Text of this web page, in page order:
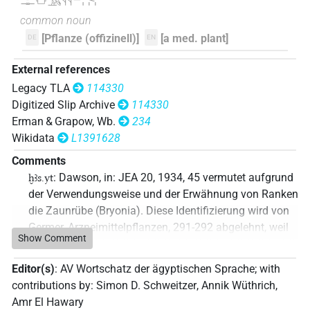
𓐍𓈖𓐟𓄿𓏲𓄧
𓐍𓊃𓇋𓇋𓏏𓄦𓆰𓏥 | 1×
𓐍𓊃𓐟𓄿𓇋𓇋𓏏𓆰𓏥
𓐍𓊃𓐠𓄿𓯩𓆰𓏥 | 1×
𓐍𓊃𓐠𓏤𓆰𔏳𓏥
𓐍𓋴𓇋𓇋𓏏𓆰𓏥 | 1× N.f:sg (1 )
[]𓇋[] N.f:sg ( )
⸮𓆼?𓄿𓋴𓇋𓇋𓏏𓆰
𓆼𓄿𓇋𓇋𓏏𓆰𓏥 | 1× N.f:sg (1)
common noun
DE [Pflanze (offizinell)] EN [a med. plant]
External references
Legacy TLA
114330
Digitized Slip Archive
114330
Erman & Grapow, Wb.
234
Wikidata
L1391628
Comments
ḫꜣs.yt: Dawson, in: JEA 20, 1934, 45 vermutet aufgrund
der Verwendungsweise und der Erwähnung von Ranken
die Zaunrübe (Bryonia). Diese Identifizierung wird von
Germer, Arzneimittelpflanzen, 291-292 abgelehnt, weil
die genannten Anwendungsgebiete von
sich gerade die zu erwartenden Bestandteile bzw.
Wirkungen von Bryonia kaum bis gar nicht in den
Show Comment
Editor(s): AV Wortschatz der ägyptischen Sprache; with
contributions by: Simon D. Schweitzer, Annik Wüthrich,
Amr El Hawary